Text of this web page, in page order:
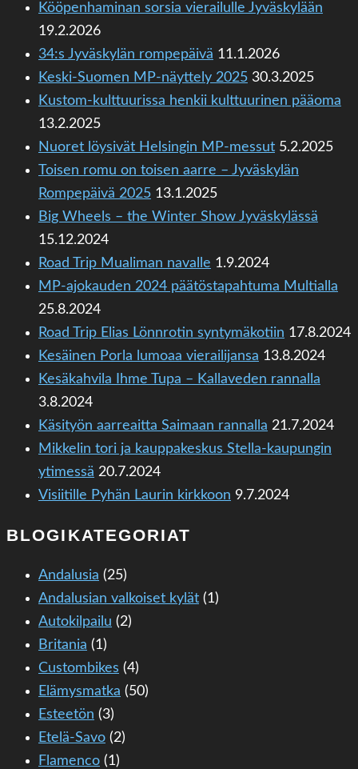
Kööpenhaminan sorsia vierailulle Jyväskylään
19.2.2026
34:s Jyväskylän rompepäivä 11.1.2026
Keski-Suomen MP-näyttely 2025 30.3.2025
Kustom-kulttuurissa henkii kulttuurinen pääoma
13.2.2025
Nuoret löysivät Helsingin MP-messut 5.2.2025
Toisen romu on toisen aarre – Jyväskylän
Rompepäivä 2025 13.1.2025
Big Wheels – the Winter Show Jyväskylässä
15.12.2024
Road Trip Mualiman navalle 1.9.2024
MP-ajokauden 2024 päätöstapahtuma Multialla
25.8.2024
Road Trip Elias Lönnrotin syntymäkotiin 17.8.2024
Kesäinen Porla lumoaa vierailijansa 13.8.2024
Kesäkahvila Ihme Tupa – Kallaveden rannalla
3.8.2024
Käsityön aarreaitta Saimaan rannalla 21.7.2024
Mikkelin tori ja kauppakeskus Stella-kaupungin
ytimessä 20.7.2024
Visiitille Pyhän Laurin kirkkoon 9.7.2024
BLOGIKATEGORIAT
Andalusia (25)
Andalusian valkoiset kylät (1)
Autokilpailu (2)
Britania (1)
Custombikes (4)
Elämysmatka (50)
Esteetön (3)
Etelä-Savo (2)
Flamenco (1)